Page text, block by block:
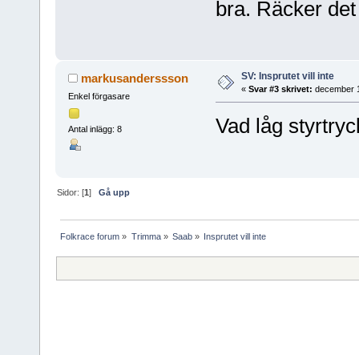
bra. Räcker
markusanderssson
Enkel förgasare
Antal inlägg: 8
SV: Insprutet vill inte
« Svar #3 skrivet: december
Vad låg
Sidor: [1]Gå upp
Folkrace forum » Trimma» Saab» Insprutet vill inte